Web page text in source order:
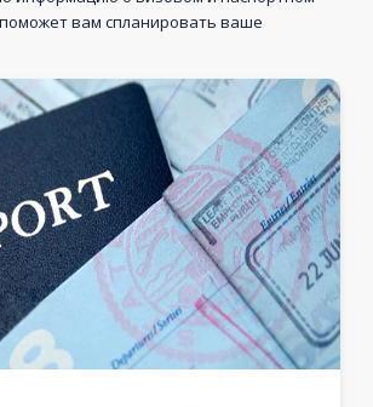
вам спланировать ваше